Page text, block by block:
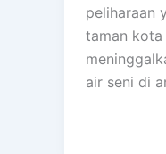
peliharaan
taman kota
air seni di